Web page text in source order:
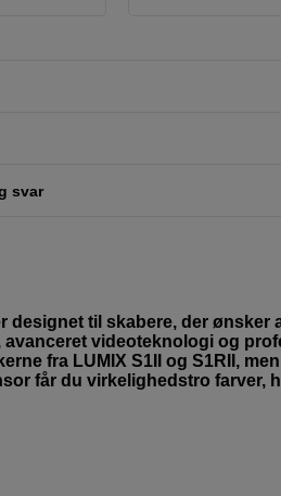
svar
designet til skabere, der
avanceret videoteknologi og
fra LUMIX S1II og S1RII,
får du virkelighedstro